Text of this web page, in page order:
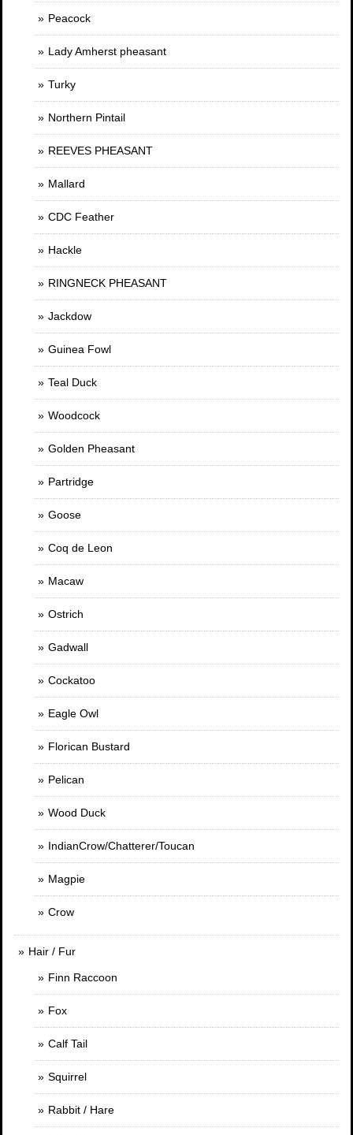
Peacock
Lady Amherst pheasant
Turky
Northern Pintail
REEVES PHEASANT
Mallard
CDC Feather
Hackle
RINGNECK PHEASANT
Jackdow
Guinea Fowl
Teal Duck
Woodcock
Golden Pheasant
Partridge
Goose
Coq de Leon
Macaw
Ostrich
Gadwall
Cockatoo
Eagle Owl
Florican Bustard
Pelican
Wood Duck
IndianCrow/Chatterer/Toucan
Magpie
Crow
Hair / Fur
Finn Raccoon
Fox
Calf Tail
Squirrel
Rabbit / Hare